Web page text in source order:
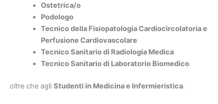
Ostetrica/o
Podologo
Tecnico della Fisiopatologia Cardiocircolatoria e
Perfusione Cardiovascolare
Tecnico Sanitario di Radiologia Medica
Tecnico Sanitario di Laboratorio Biomedico
oltre che agli Studenti in Medicina e Infermieristica.